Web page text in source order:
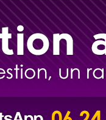
de faire un don pour
pour étudier en groupe sur
de nous rejoindre sur
de nous rejoindre sur
dans Torah-Box Music
de faire un don pour